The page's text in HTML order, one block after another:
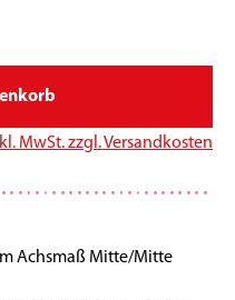
MwSt. zzgl. Versandkosten
Achsmaß Mitte/Mitte